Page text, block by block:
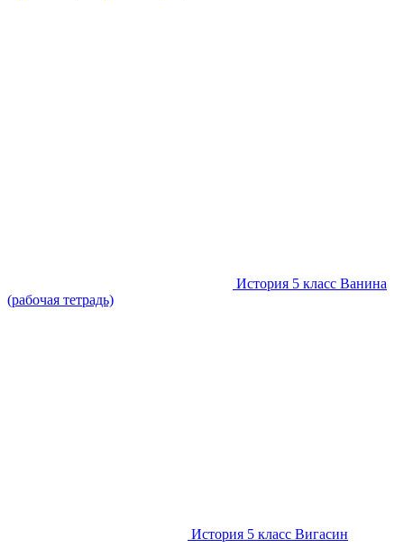
История 5 класс Ванина
(рабочая тетрадь)
История 5 класс Вигасин